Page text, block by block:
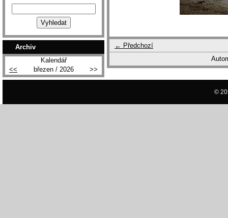
← Předchozí
Archiv
Kalendář
<<
březen / 2026 >>
©